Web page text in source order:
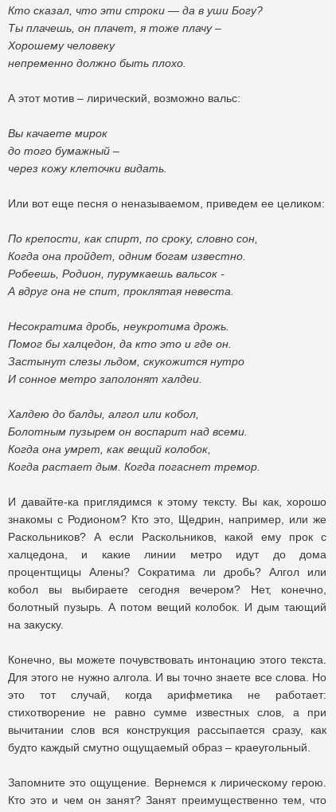
Кто сказал, что эти строки — да в уши Богу?
Ты плачешь, он плачет, я тоже плачу –
Хорошему человеку
непременно должно быть плохо.
А этот мотив – лирический, возможно вальс:
Вы качаете мирок
до того бумажный –
через кожу клеточки видать.
Или вот еще песня о неназываемом, приведем ее целиком:
По крепости, как спирт, по сроку, словно сон,
Когда она пройдет, одним богам известно.
Робеешь, Родион, пурумкаешь вальсок -
А вдруг она не спит, проклятая невеста.
Несократима дробь, неукротима дрожь.
Помог бы халцедон, да кто это и где он.
Застынут слезы льдом, скукожится нутро
И сонное метро заполонят халдеи.
Халдею до балды, алгол или кобол,
Болотным пузырем он воспарит над всеми.
Когда она умрет, как вещий колобок,
Когда растает дым. Когда погаснет тремор.
И давайте-ка приглядимся к этому тексту. Вы как, хорошо
знакомы с Родионом? Кто это, Щедрин, например, или же
Раскольников? А если Раскольников, какой ему прок с
халцедона, и какие линии метро идут до дома
процентщицы Алены? Сократима ли дробь? Алгол или
кобол вы выбираете сегодня вечером? Нет, конечно,
болотный пузырь. А потом вещий колобок. И дым тающий
на закуску.
Конечно, вы можете почувствовать интонацию этого текста.
Для этого не нужно алгола. И вы точно знаете все слова. Но
это тот случай, когда арифметика не работает:
стихотворение не равно сумме известных слов, а при
вычитании слов вся конструкция рассыпается сразу, как
будто каждый смутно ощущаемый образ – краеугольный.
Запомните это ощущение. Вернемся к лирическому герою.
Кто это и чем он занят? Занят преимущественно тем, что